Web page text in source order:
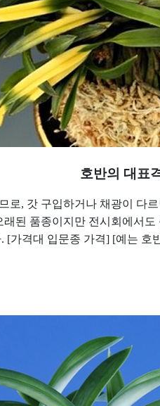
호반의 대표격
로, 갓 구입하거나 채광이 다
래된 품종이지만 전시회에서
. [가격대 입문종 가격] [예는 호